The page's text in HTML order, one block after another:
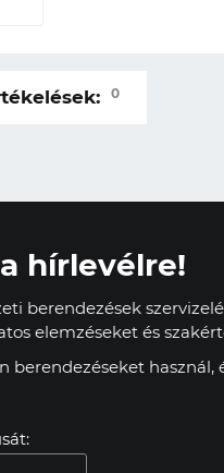
0
hírlevélre!
berendezések
elemzéseket és
berendezéseket használ,